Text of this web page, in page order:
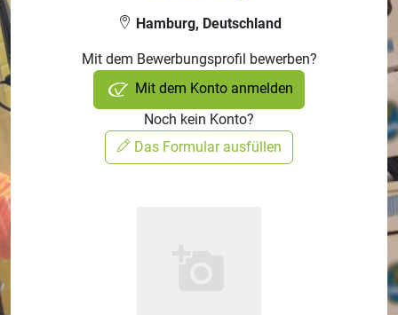
Hamburg, Deutschland
Mit dem Bewerbungsprofil bewerben?
Mit dem Konto anmelden
Noch kein Konto?
Das Formular ausfüllen